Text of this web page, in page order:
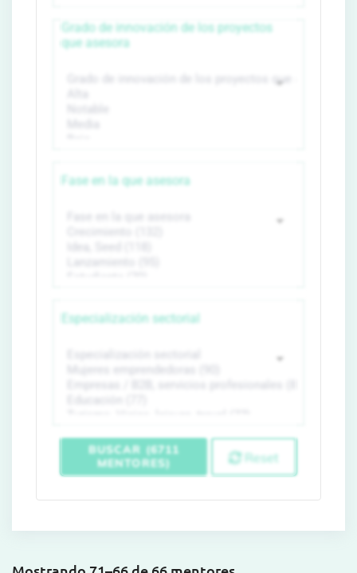
Grado de innovación de los proyectos
que asesora
Fase en la que asesora
Especialización sectorial
BUSCAR (6711
MENTORES)
Reset